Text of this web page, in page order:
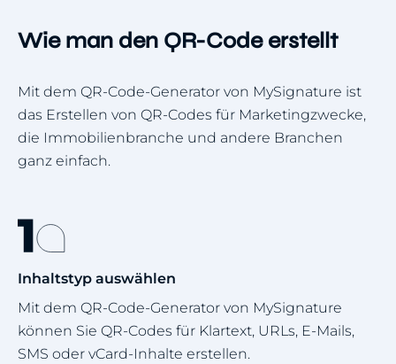
Wie man den QR-Code erstellt
Mit dem QR-Code-Generator von MySignature ist
das Erstellen von QR-Codes für Marketingzwecke,
die Immobilienbranche und andere Branchen
ganz einfach.
Inhaltstyp auswählen
Mit dem QR-Code-Generator von MySignature
können Sie QR-Codes für Klartext, URLs, E-Mails,
SMS oder vCard-Inhalte erstellen.